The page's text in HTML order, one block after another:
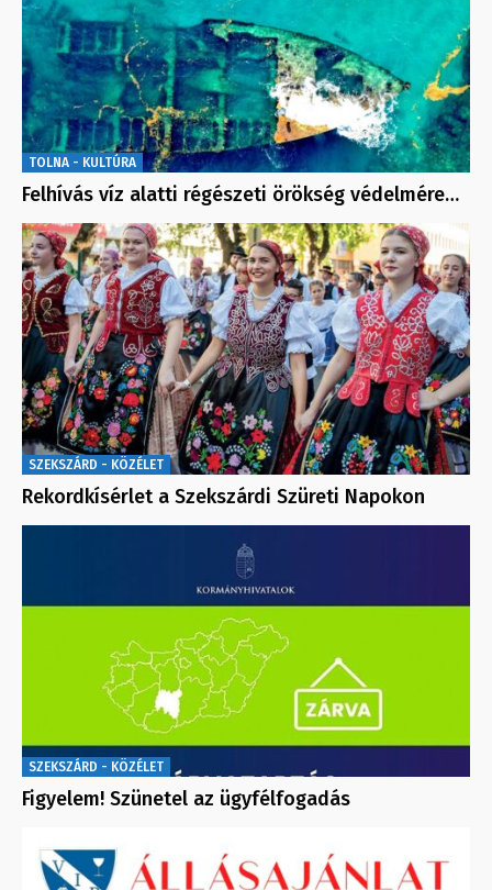
TOLNA - KULTÚRA
Felhívás víz alatti régészeti örökség védelmére…
SZEKSZÁRD - KÖZÉLET
Rekordkísérlet a Szekszárdi Szüreti Napokon
SZEKSZÁRD - KÖZÉLET
Figyelem! Szünetel az ügyfélfogadás